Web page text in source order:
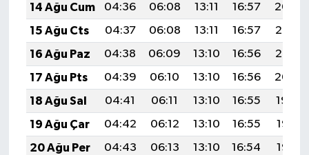
14 Ağu Cum
04:36 06:08 13:11 16:57
20:04
15 Ağu Cts
04:37 06:08 13:11 16:57
20:03
16 Ağu Paz
04:38 06:09 13:10 16:56
20:02
17 Ağu Pts
04:39 06:10 13:10 16:56
20:00
18 Ağu Sal
04:41 06:11 13:10 16:55
19:59
19 Ağu Çar
04:42 06:12 13:10 16:55
19:58
20 Ağu Per
04:43 06:13 13:10 16:54
19:56